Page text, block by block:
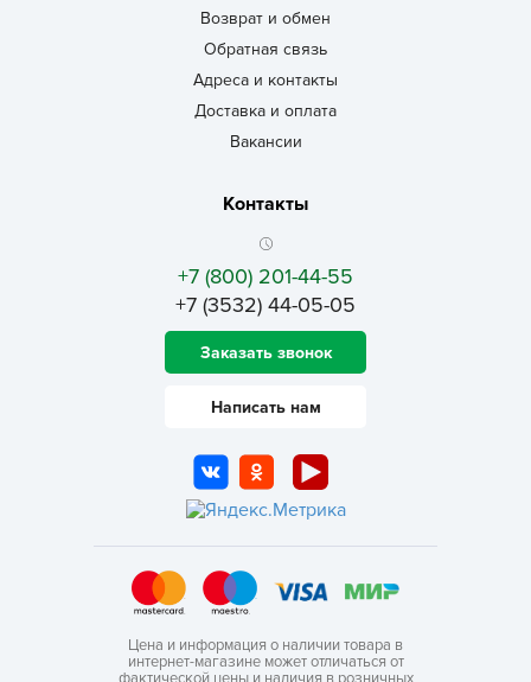
Возврат и обмен
Обратная связь
Адреса и контакты
Доставка и оплата
Вакансии
Контакты
+7 (800) 201-44-55
+7 (3532) 44-05-05
Заказать звонок
Написать нам
Цена и информация о наличии товара в
интернет-магазине может отличаться от